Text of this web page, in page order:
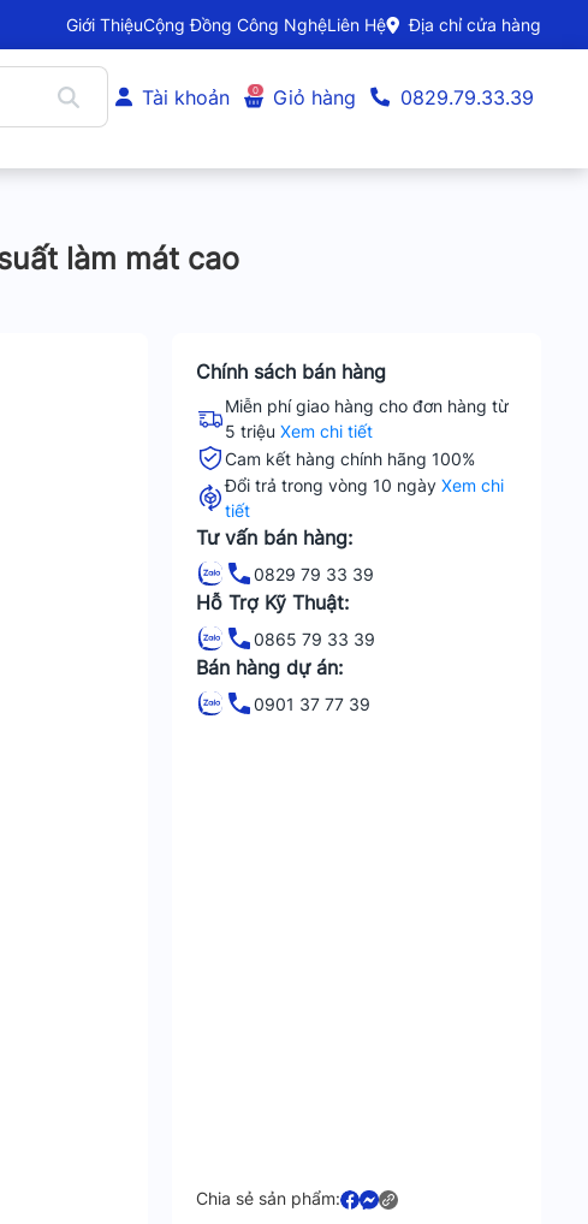
Giới ThiệuCộng Đồng Công NghệLiên Hệ Địa chỉ cửa hàng
Tài khoản 0 Giỏ hàng 0829.79.33.39
làm mát cao
Chính sách bán hàng
Miễn phí giao hàng cho đơn hàng từ
5 triệuXem chi tiết
Cam kết hàng chính hãng 100%
Đổi trả trong vòng 10 ngàyXem chi
tiết
Tư vấn bán hàng:
0829 79 33 39
Hỗ Trợ Kỹ Thuật:
0865 79 33 39
Bán hàng dự án:
0901 37 77 39
Chia sẻ sản phẩm: